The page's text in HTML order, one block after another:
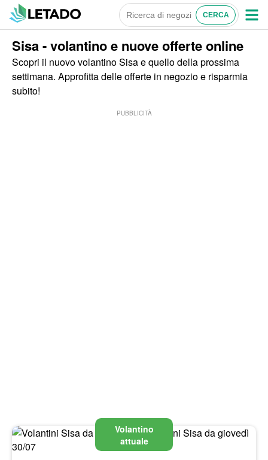
Sisa - volantino e nuove offerte online
Scopri il nuovo volantino Sisa e quello della prossima
settimana. Approfitta delle offerte in negozio e risparmia
subito!
PUBBLICITÀ
Volantino
attuale